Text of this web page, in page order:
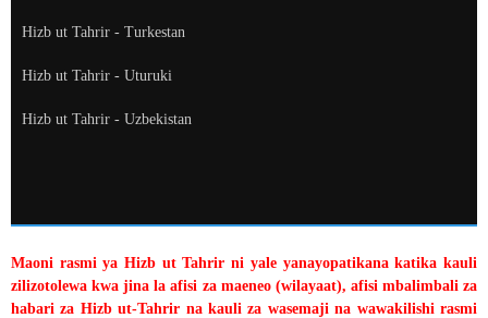
Hizb ut Tahrir - Turkestan
Hizb ut Tahrir - Uturuki
Hizb ut Tahrir - Uzbekistan
Maoni rasmi ya Hizb ut Tahrir ni yale yanayopatikana katika kauli
zilizotolewa kwa jina la afisi za maeneo (wilayaat), afisi mbalimbali za
habari za Hizb ut-Tahrir na kauli za wasemaji na wawakilishi rasmi